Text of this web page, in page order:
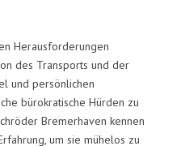
Herausforderungen
des Transports und der
und persönlichen
bürokratische Hürden zu
Bremerhaven kennen
um sie mühelos zu